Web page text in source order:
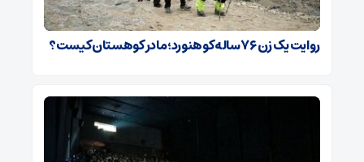
روایت یک زن ۷۶ ساله کوهنورد؛ مادر کوهستان کیست؟